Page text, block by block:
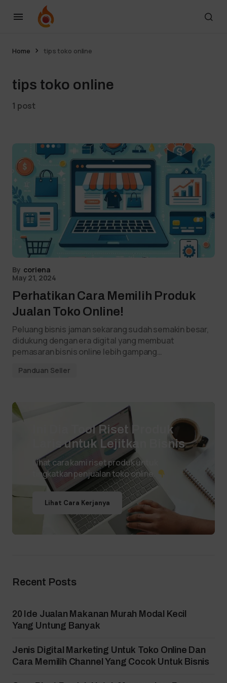
Home tips toko online
tips toko online
1 post
By coriena
May 21, 2024
Perhatikan Cara Memilih Produk
Jualan Toko Online!
Peluang bisnis jaman sekarang sudah semakin besar,
didukung dengan era digital yang membuat
pemasaran bisnis online lebih gampang…
Panduan Seller
Ini Dia Tool Riset Produk
Laris untuk Lejitkan Bisnis
Lihat cara kami riset produk untuk
tingkatkan penjualan toko online.
Lihat Cara Kerjanya
Recent Posts
20 Ide Jualan Makanan Murah Modal Kecil
Yang Untung Banyak
Jenis Digital Marketing Untuk Toko Online Dan
Cara Memilih Channel Yang Cocok Untuk Bisnis